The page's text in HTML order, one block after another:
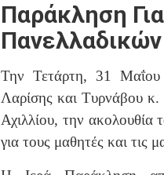
Παράκληση
Την Τετάρτη, 31 Μαΐου
Λαρίσης και Τυρνάβου κ.
Αχιλλίου, την
για τους μαθητές και τις